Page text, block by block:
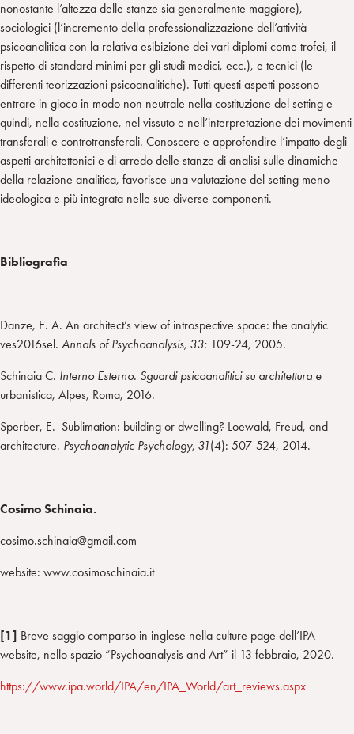
nonostante l’altezza delle stanze sia generalmente maggiore),
sociologici (l’incremento della professionalizzazione dell’attività
psicoanalitica con la relativa esibizione dei vari diplomi come trofei, il
rispetto di standard minimi per gli studi medici, ecc.), e tecnici (le
differenti teorizzazioni psicoanalitiche). Tutti questi aspetti possono
entrare in gioco in modo non neutrale nella costituzione del setting e
quindi, nella costituzione, nel vissuto e nell’interpretazione dei movimenti
transferali e controtransferali. Conoscere e approfondire l’impatto degli
aspetti architettonici e di arredo delle stanze di analisi sulle dinamiche
della relazione analitica, favorisce una valutazione del setting meno
ideologica e più integrata nelle sue diverse componenti.
Bibliografia
Danze, E. A. An architect’s view of introspective space: the analytic
ves2016sel. Annals of Psychoanalysis, 33: 109-24, 2005.
Schinaia C. Interno Esterno. Sguardi psicoanalitici su architettura e
urbanistica, Alpes, Roma, 2016.
Sperber, E. Sublimation: building or dwelling? Loewald, Freud, and
architecture. Psychoanalytic Psychology, 31(4): 507-524, 2014.
Cosimo Schinaia.
cosimo.schinaia@gmail.com
website: www.cosimoschinaia.it
[1] Breve saggio comparso in inglese nella culture page dell’IPA
website, nello spazio “Psychoanalysis and Art” il 13 febbraio, 2020.
https://www.ipa.world/IPA/en/IPA_World/art_reviews.aspx